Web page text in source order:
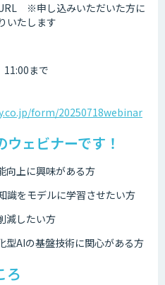
※申し込みいただいた方に
いたします
11:00まで
form/20250718webinar
ェビナーです！
向上に興味がある方
識をモデルに学習させたい方​
減したい方
型AIの基盤技術に関心がある方
ろ